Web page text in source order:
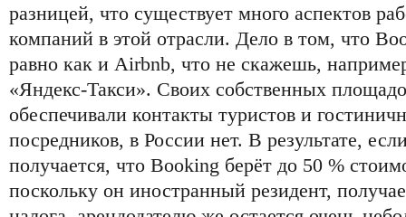
разницей, что существует много аспектов
компаний в этой отрасли. Дело в том, что
равно как и Airbnb, что не скажешь,
«Яндекс-Такси». Своих собственных
обеспечивали контакты туристов и
посредников, в России нет. В результате,
получается, что Booking берёт до 50 %
поскольку он иностранный резидент,